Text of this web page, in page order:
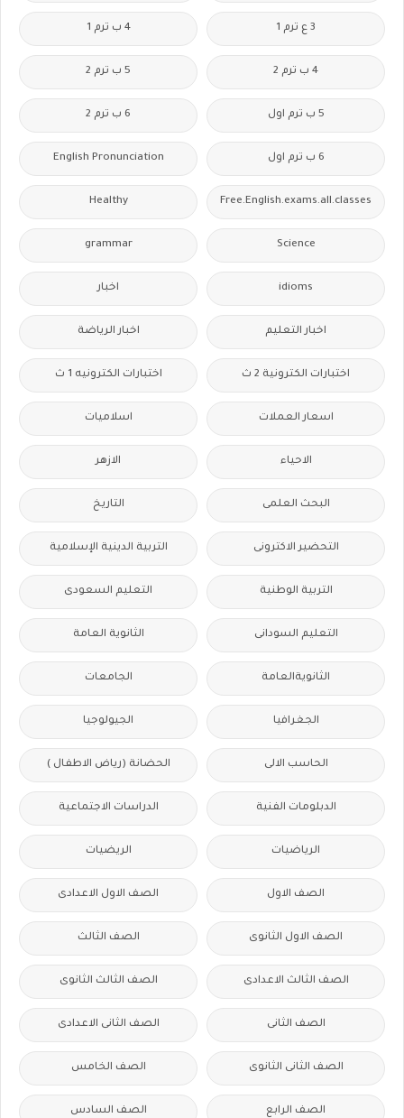
3 ع ترم 1 4 ب ترم 1
4 ب ترم 2 5 ب ترم 2
5 ب ترم اول 6 ب ترم 2
6 ب ترم اول English Pronunciation
Free.English.exams.all.classes
Healthy
Science
grammar
idioms اخبار
اخبار التعليم اخبار الرياضة
اختبارات الكترونية 2 ث اختبارات الكترونيه 1 ث
اسعار العملات اسلاميات
الاحياء الازهر
البحث العلمى التاريخ
التحضير الاكترونى التربية الدينية الإسلامية
التربية الوطنية التعليم السعودى
التعليم السودانى الثانوية العامة
الثانويةالعامة الجامعات
الجغرافيا الجيولوجيا
الحاسب الالى الحضانة (رياض الاطفال )
الدبلومات الفنية الدراسات الاجتماعية
الرياضيات الريضيات
الصف الاول الصف الاول الاعدادى
الصف الاول الثانوى الصف الثالث
الصف الثالث الاعدادى الصف الثالث الثانوى
الصف الثانى الصف الثانى الاعدادى
الصف الثانى الثانوى الصف الخامس
الصف الرابع الصف السادس